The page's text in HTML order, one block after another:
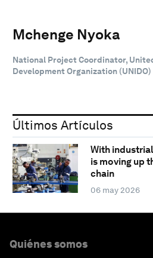
Mchenge Nyoka
National Project Coordinator,
Development Organization (UNIDO)
Últimos Artículos
With
is moving up
chain
06 may 2026
Quiénes somos